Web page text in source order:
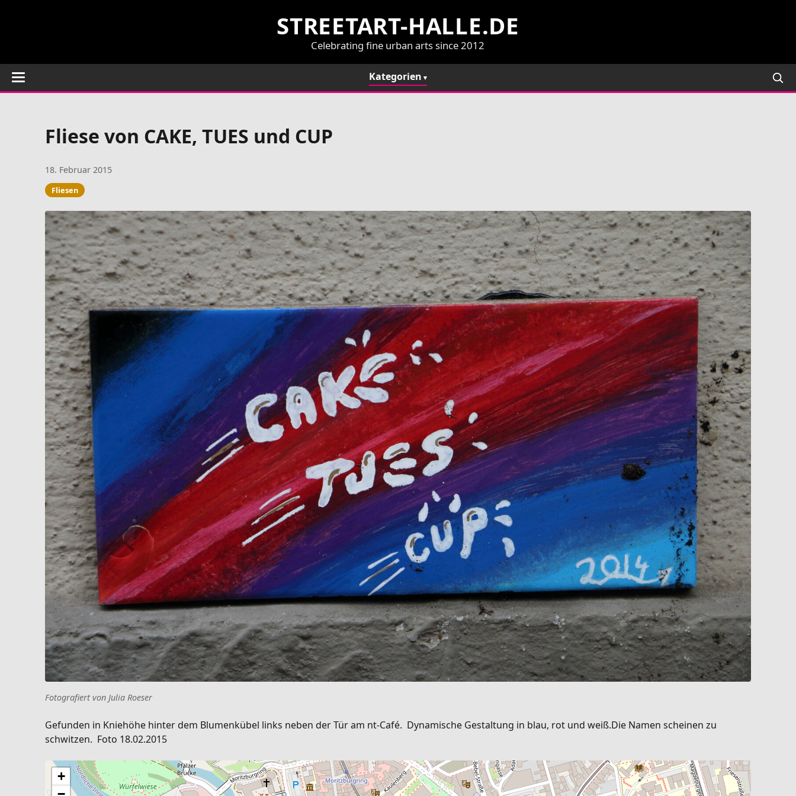
STREETART-HALLE.DE
Celebrating fine urban arts since 2012
Kategorien
Fliese von CAKE, TUES und CUP
18. Februar 2015
Fliesen
Fotografiert von Julia Roeser
Gefunden in Kniehöhe hinter dem Blumenkübel links neben der Tür am nt-Café. Dynamische Gestaltung in blau, rot und weiß.Die Namen scheinen zu
schwitzen. Foto 18.02.2015
+